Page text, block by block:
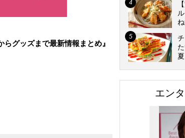
グッズまで最新情報まとめ』
エン